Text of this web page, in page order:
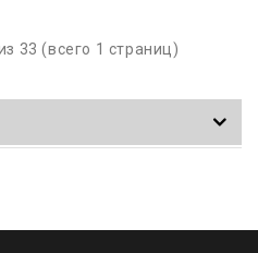
33 (всего 1 страниц)